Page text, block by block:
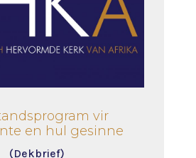
vir
en hul gesinne
(Dekbrief)